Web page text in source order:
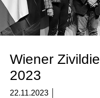
Wiener
2023
22.11.2023